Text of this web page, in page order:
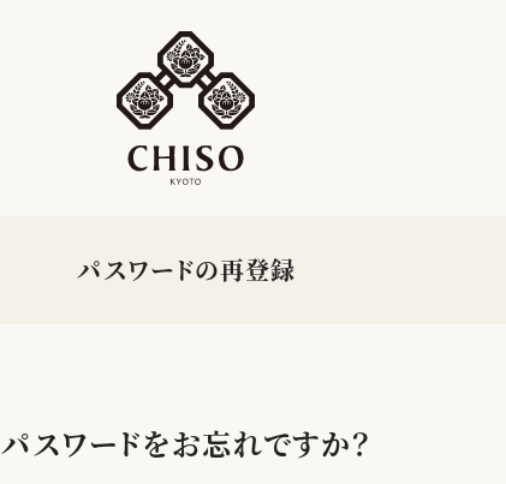
パスワードの再登録
パスワードをお忘れですか？